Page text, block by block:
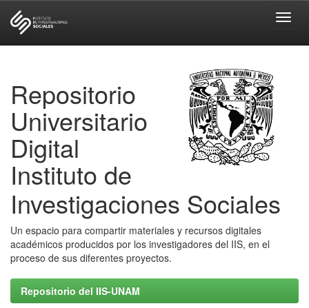
Repositorio
Universitario
Digital
Instituto de
Investigaciones Sociales
Un espacio para compartir materiales y recursos digitales
académicos producidos por los investigadores del IIS, en el
proceso de sus diferentes proyectos.
Repositorio del IIS-UNAM